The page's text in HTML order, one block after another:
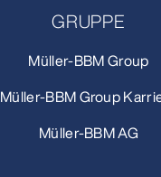
GRUPPE
Müller-BBM Group
Müller-BBM Group
Müller-BBM AG